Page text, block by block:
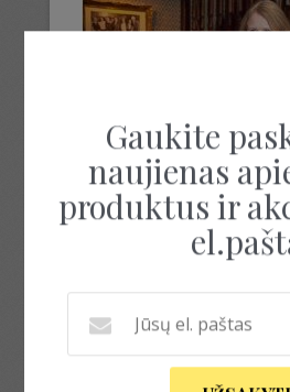
Gaukite
naujienas
produktus ir